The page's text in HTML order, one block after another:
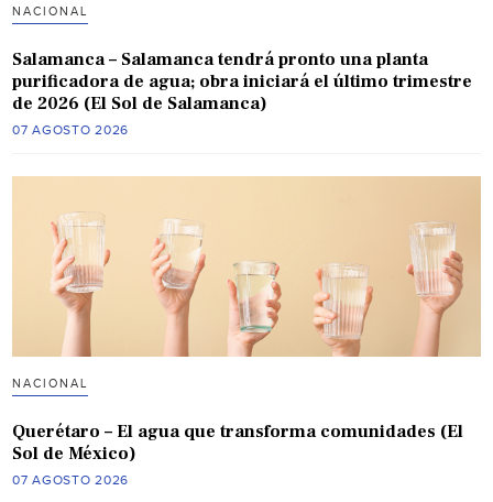
NACIONAL
Salamanca – Salamanca tendrá pronto una planta
purificadora de agua; obra iniciará el último trimestre
de 2026 (El Sol de Salamanca)
07 AGOSTO 2026
NACIONAL
Querétaro – El agua que transforma comunidades (El
Sol de México)
07 AGOSTO 2026